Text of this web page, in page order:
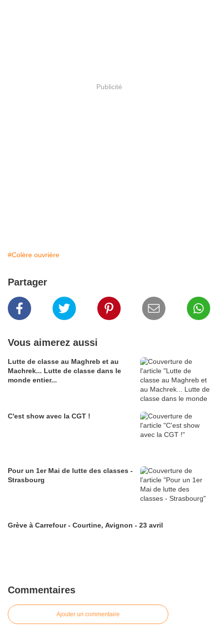
Publicité
#Colère ouvrière
Partager
Vous aimerez aussi
Lutte de classe au Maghreb et au
Machrek... Lutte de classe dans le
monde entier...
C'est show avec la CGT !
Pour un 1er Mai de lutte des classes -
Strasbourg
Grève à Carrefour - Courtine, Avignon - 23 avril
Commentaires
Ajouter un commentaire